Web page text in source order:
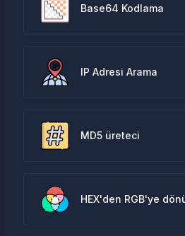
Base64 Kodlama
IP Adresi Arama
MD5 üreteci
HEX'den RGB'ye